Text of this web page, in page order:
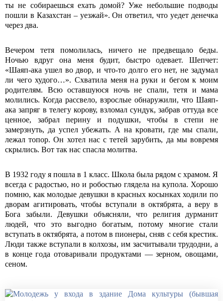
ты не собираешься ехать домой? Уже небольшие подводы
пошли в Казахстан – уезжай». Он ответил, что уедет денечка
через два.
Вечером тетя помолилась, ничего не предвещало беды.
Ночью вдруг она меня будит, быстро одевает. Шепчет:
«Шаяп-ака ушел во двор, и что-то долго его нет, не задумал
ли чего худого…». Схватила меня на руки и бегом к моим
родителям. Всю оставшуюся ночь не спали, тетя и мама
молились. Когда рассвело, взрослые обнаружили, что Шаяп-
ака запряг в телегу корову, взломал сундук, забрав оттуда все
ценное, забрал перину и подушки, чтобы в степи не
замерзнуть, да успел убежать. А на кровати, где мы спали,
лежал топор. Он хотел нас с тетей зарубить, да мы вовремя
скрылись. Вот так нас спасла молитва.
В 1932 году я пошла в 1 класс. Школа была рядом с храмом. Я
всегда с радостью, но и робостью глядела на купола. Хорошо
помню, как молодые девушки в красных косынках ходили по
дворам агитировать, чтобы вступали в октябрята, а веру в
Бога забыли. Девушки объясняли, что религия дурманит
людей, что это выгодно богатым, потому многие стали
вступать в октябрята, а потом в пионеры, сняв с себя крестик.
Люди также вступали в колхозы, им засчитывали трудодни, а
в конце года отоваривали продуктами — зерном, овощами,
сеном.